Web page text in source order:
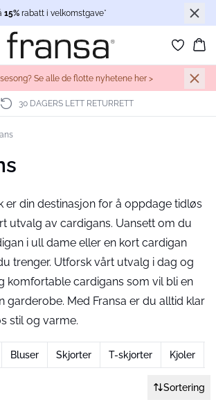
15% rabatt i velkomstgave*
Se alle de flotte nyhetene her >
30 DAGERS LETT RETURRETT
er din destinasjon for å oppdage tidløs
utvalg av cardigans. Uansett om du
i ull dame eller en kort cardigan
trenger. Utforsk vårt utvalg i dag og
komfortable cardigans som vil bli en
garderobe. Med Fransa er du alltid klar
stil og varme.
Bluser Skjorter T-skjorter Kjoler
Sortering